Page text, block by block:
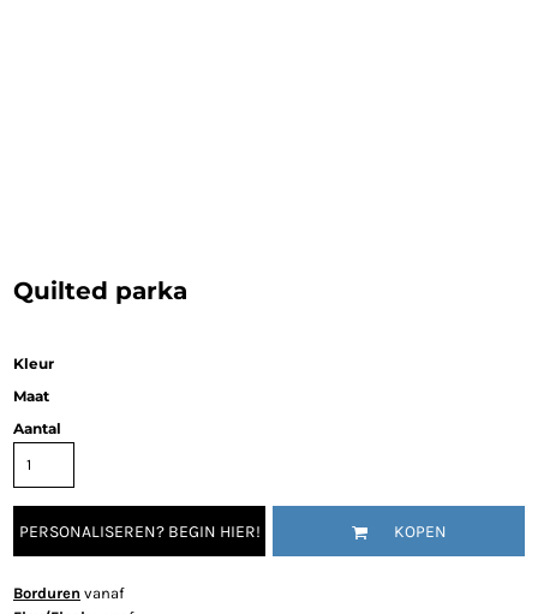
Quilted parka
Kleur
Maat
Aantal
PERSONALISEREN? BEGIN HIER! KOPEN
Borduren vanaf